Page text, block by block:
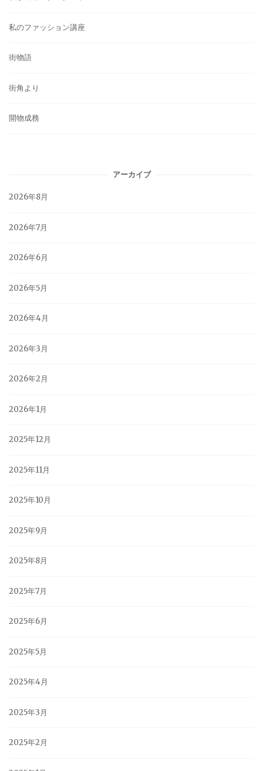
私のファッション講座
街物語
街角より
開物成務
アーカイブ
2026年8月
2026年7月
2026年6月
2026年5月
2026年4月
2026年3月
2026年2月
2026年1月
2025年12月
2025年11月
2025年10月
2025年9月
2025年8月
2025年7月
2025年6月
2025年5月
2025年4月
2025年3月
2025年2月